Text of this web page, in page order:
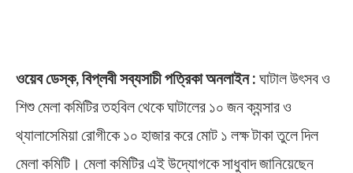
ওয়েব ডেস্ক, বিপ্লবী সব্যসাচী পত্রিকা অনলাইন : ঘাটাল উৎসব ও
শিশু মেলা কমিটির তহবিল থেকে ঘাটালের ১০ জন ক্যন্সার ও
থ্যালাসেমিয়া রোগীকে ১০ হাজার করে মোট ১ লক্ষ টাকা তুলে দিল
মেলা কমিটি। মেলা কমিটির এই উদ্যোগকে সাধুবাদ জানিয়েছেন